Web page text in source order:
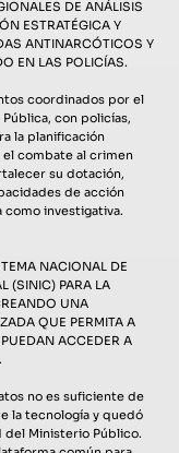
DE ANÁLISIS
ESTRATÉGICA Y
ANTINARCÓTICOS Y
EN LAS POLICÍAS.
coordinados por el
con policías,
la planificación
el combate al crimen
su dotación,
de acción
investigativa.
NACIONAL DE
(SINIC) PARA LA
UNA
QUE PERMITA A
ACCEDER A
no es suficiente de
la tecnología y quedó
del Ministerio Público.